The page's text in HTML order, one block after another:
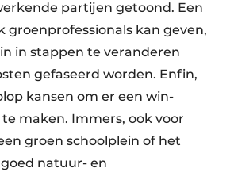
partijen getoond. Een
groenprofessionals kan geven,
in stappen te veranderen
gefaseerd worden. Enfin,
kansen om er een win-
maken. Immers, ook voor
groen schoolplein of het
natuur- en